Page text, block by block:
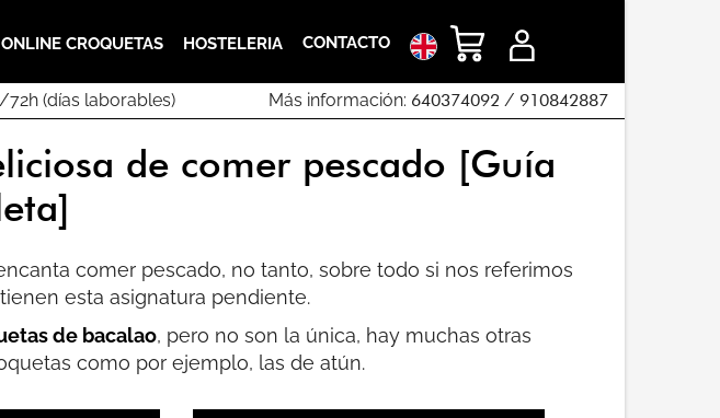
CROQUETAS HOSTELERIA CONTACTO
(días laborables) Más información: 640374092 / 910842887
de comer pescado [Guía
comer pescado, no tanto, sobre todo si nos referimos
esta asignatura pendiente.
de bacalao, pero no son la única, hay muchas otras
como por ejemplo, las de atún.